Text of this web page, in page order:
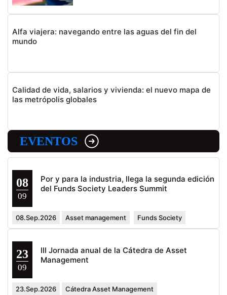
Alfa viajera: navegando entre las aguas del fin del
mundo
Calidad de vida, salarios y vivienda: el nuevo mapa de
las metrópolis globales
EVENTOS
08
09
Por y para la industria, llega la segunda edición
del Funds Society Leaders Summit
08.Sep.2026 Asset management Funds Society
23
09
III Jornada anual de la Cátedra de Asset
Management
23.Sep.2026
Cátedra Asset Management